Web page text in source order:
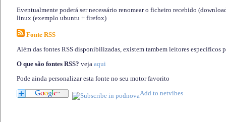
Eventualmente poderá ser necessário renomear o ficheiro recebido
linux (exemplo ubuntu + firefox)
Fonte RSS
Além das fontes RSS disponibilizadas, existem tambem leitores especificos
O que são fontes RSS? veja aqui
Pode ainda personalizar esta fonte no seu motor favorito